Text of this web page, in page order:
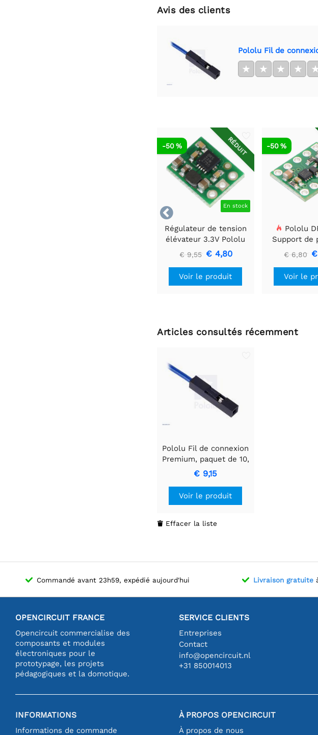
Avis des clients
Pololu Fil de
★ ★ ★ ★

RÉDUIT
En stock
-50 %
Régulateur de tension
élévateur 3.3V Pololu
U1V10F3
€ 9,55 € 4,80
Voir le produit
-50 %
Pololu
Support de
moteur CC
€ 6,80
Voir le
Articles consultés récemment
Pololu Fil de connexion
Premium, paquet de 10,
FF, 3 pouces, vert
€ 9,15
Voir le produit
 Effacer la liste
Commandé avant 23h59, expédié aujourd'hui Livraison gratuite
OPENCIRCUIT FRANCE
Opencircuit commercialise des
composants et modules
électroniques pour le
prototypage, les projets
pédagogiques et la domotique.
SERVICE CLIENTS
Entreprises
Contact
info@opencircuit.nl
+31 850014013
INFORMATIONS
Informations de commande
À PROPOS OPENCIRCUIT
À propos de nous